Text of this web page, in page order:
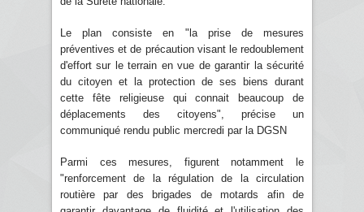
Le plan consiste en "la prise de mesures
préventives et de précaution visant le redoublement
d'effort sur le terrain en vue de garantir la sécurité
du citoyen et la protection de ses biens durant
cette fête religieuse qui connait beaucoup de
déplacements des citoyens", précise un
communiqué rendu public mercredi par la DGSN
Parmi ces mesures, figurent notamment le
"renforcement de la régulation de la circulation
routière par des brigades de motards afin de